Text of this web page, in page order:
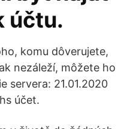
účtu.
komu dôverujete,
nezáleží, môžete ho
servera: 21.01.2020
účet.